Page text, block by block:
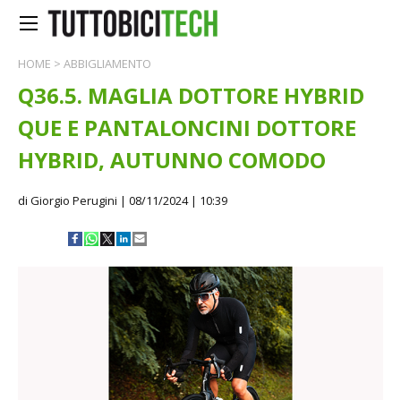
HOME > ABBIGLIAMENTO
Q36.5. MAGLIA DOTTORE HYBRID
QUE E PANTALONCINI DOTTORE
HYBRID, AUTUNNO COMODO
di Giorgio Perugini | 08/11/2024 | 10:39